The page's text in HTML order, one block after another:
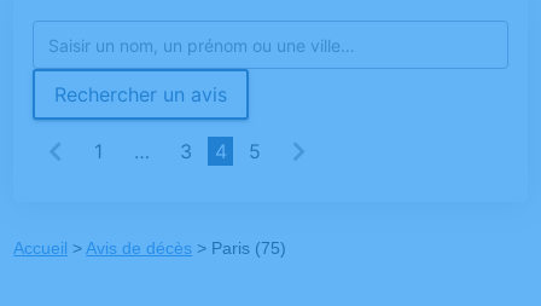
Rechercher un avis
1 … 3 4 5
Accueil >Avis de décès > Paris (75)